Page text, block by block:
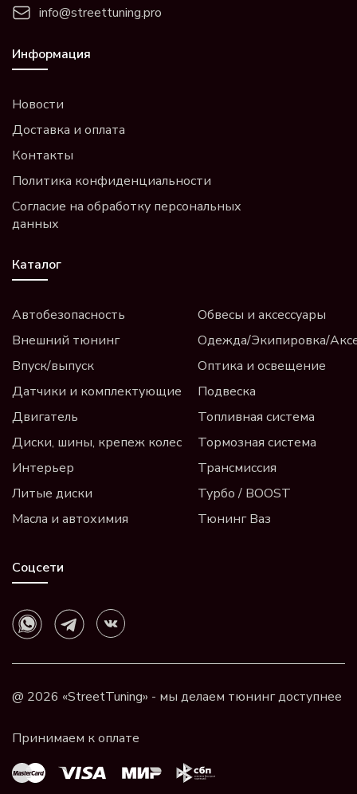
info@streettuning.pro
Информация
Новости
Доставка и оплата
Контакты
Политика конфиденциальности
Согласие на обработку персональных
данных
Каталог
Автобезопасность
Внешний тюнинг
Впуск/выпуск
Датчики и комплектующие
Двигатель
Диски, шины, крепеж колес
Интерьер
Литые диски
Масла и автохимия
Обвесы и аксессуары
Одежда/Экипировка/
Оптика и освещение
Подвеска
Топливная система
Тормозная система
Трансмиссия
Турбо / BOOST
Тюнинг Ваз
Соцсети
@ 2026 «StreetTuning» - мы делаем тюнинг доступнее